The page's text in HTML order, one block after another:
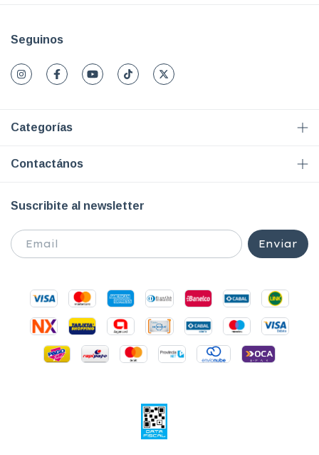
Seguinos
Categorías
Contactános
Suscribite al newsletter